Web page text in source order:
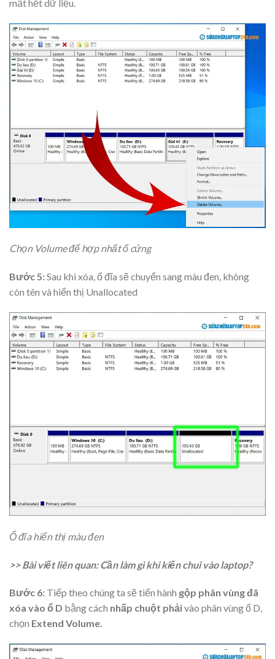
mất hết dữ liệu.
Chọn Volume để hợp nhất ổ cứng
Bước 5:Sau khi xóa, ổ đĩa sẽ chuyển sang màu đen, không
còn tên và hiển thị Unallocated
Ổ đĩa hiển thị màu đen
>> Bài viết liên quan: Cần làm gì khi kiến chui vào laptop?
Bước 6: Tiếp theo chúng ta sẽ tiến hành gộp phân vùng đã
xóa vào ổ D bằng cách nhấp chuột phảivào phân vùng ổ D,
chọn Extend Volume.